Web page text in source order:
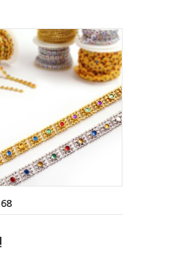
68